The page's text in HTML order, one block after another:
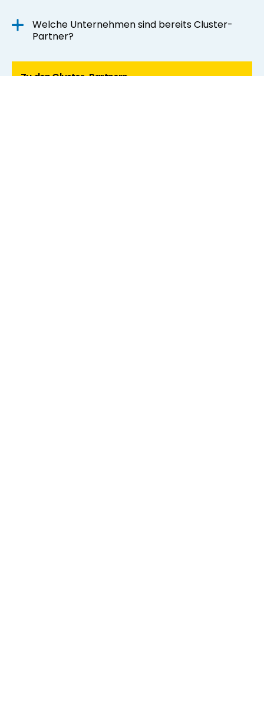
Welche Unternehmen sind bereits Cluster-
Partner?
Zu den Cluster-Partnern